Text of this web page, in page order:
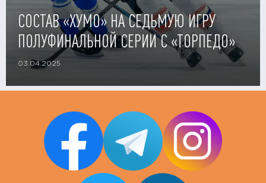
СОСТАВ «ХУМО» НА СЕДЬМУЮ ИГРУ
ПОЛУФИНАЛЬНОЙ СЕРИИ С «ТОРПЕДО»
03.04.2025